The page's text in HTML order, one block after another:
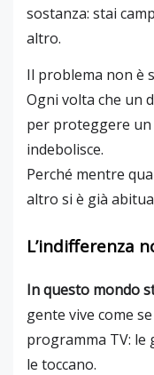
sostanza: stai
altro.
Il problema non è
Ogni volta che un
per proteggere
indebolisce.
Perché mentre
altro si è già
L’indifferenza
In questo mondo
gente vive come
programma TV: le
le toccano.